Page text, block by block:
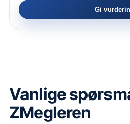
Gi
Vanlige
ZMegleren